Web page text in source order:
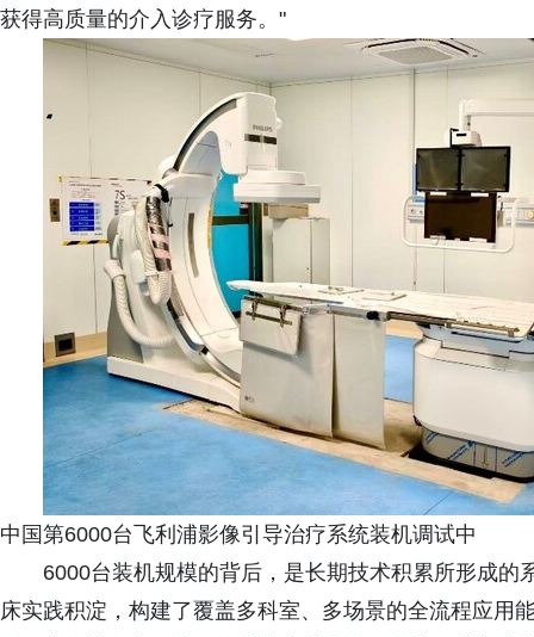
获得高质量的介入诊疗服务。"
中国第6000台飞利浦影像引导治疗系统装机调试中
6000台装机规模的背后，是长期技术积累所形成
床实践积淀，构建了覆盖多科室、多场景的全流程应用